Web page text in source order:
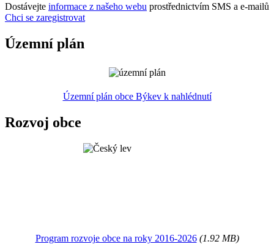
Dostávejte informace z našeho webu prostřednictvím SMS a e-mailů
Chci se zaregistrovat
Územní plán
Územní plán obce Býkev k nahlédnutí
Rozvoj obce
Program rozvoje obce na roky 2016-2026(1.92 MB)